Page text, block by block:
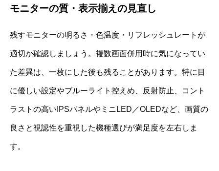
モニターの質・表示揃えの見直し
残すモニターの明るさ・色温度・リフレッシュレートが
適切か確認しましょう。複数画面併用時に気になってい
た差異は、一枚にした後も残ることがあります。特に目
に優しい設定やブルーライト控えめ、反射防止、コント
ラストの高いIPSパネルやミニLED／OLEDなど、画質の
良さと視認性を重視した機種選びが満足度を左右しま
す。